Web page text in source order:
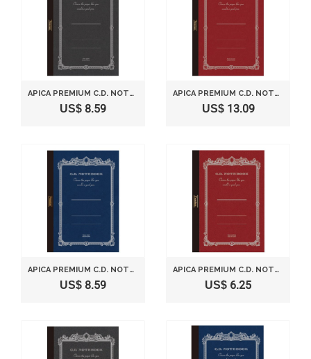
APICA PREMIUM C.D. NOTEBOOK - A4- PLAIN PAPER - 96 PAGES
US$ 8.59
APICA PREMIUM C.D. NOTEBOOK - A4 - 5MM GRID - 96 SHEETS
US$ 13.09
APICA PREMIUM C.D. NOTEBOOK - A4 - 7 MM RULE - 96 SHEETS
US$ 8.59
APICA PREMIUM C.D. NOTEBOOK - A6 - 5MM GRID - 96 SHEETS
US$ 6.25